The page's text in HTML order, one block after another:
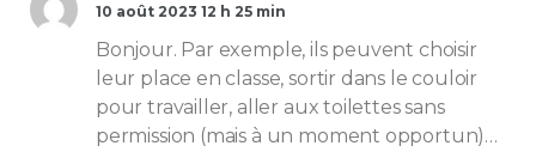
10 août 2023 12 h 25 min
Bonjour. Par exemple, ils peuvent choisir
leur place en classe, sortir dans le couloir
pour travailler, aller aux toilettes sans
permission (mais à un moment opportun)…